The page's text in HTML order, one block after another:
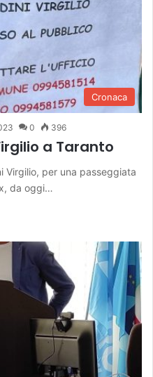
Cronaca
0 396
a Taranto
Virgilio, per una passeggiata
da oggi…